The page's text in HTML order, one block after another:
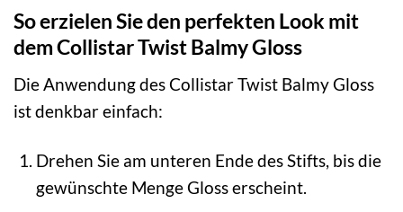
So erzielen Sie den perfekten Look mit
dem Collistar Twist Balmy Gloss
Die Anwendung des Collistar Twist Balmy Gloss
ist denkbar einfach:
Drehen Sie am unteren Ende des Stifts, bis die
gewünschte Menge Gloss erscheint.